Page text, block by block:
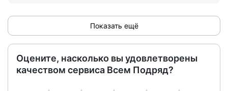
Показать ещё
Оцените, насколько вы удовлетворены
качеством сервиса Всем Подряд?